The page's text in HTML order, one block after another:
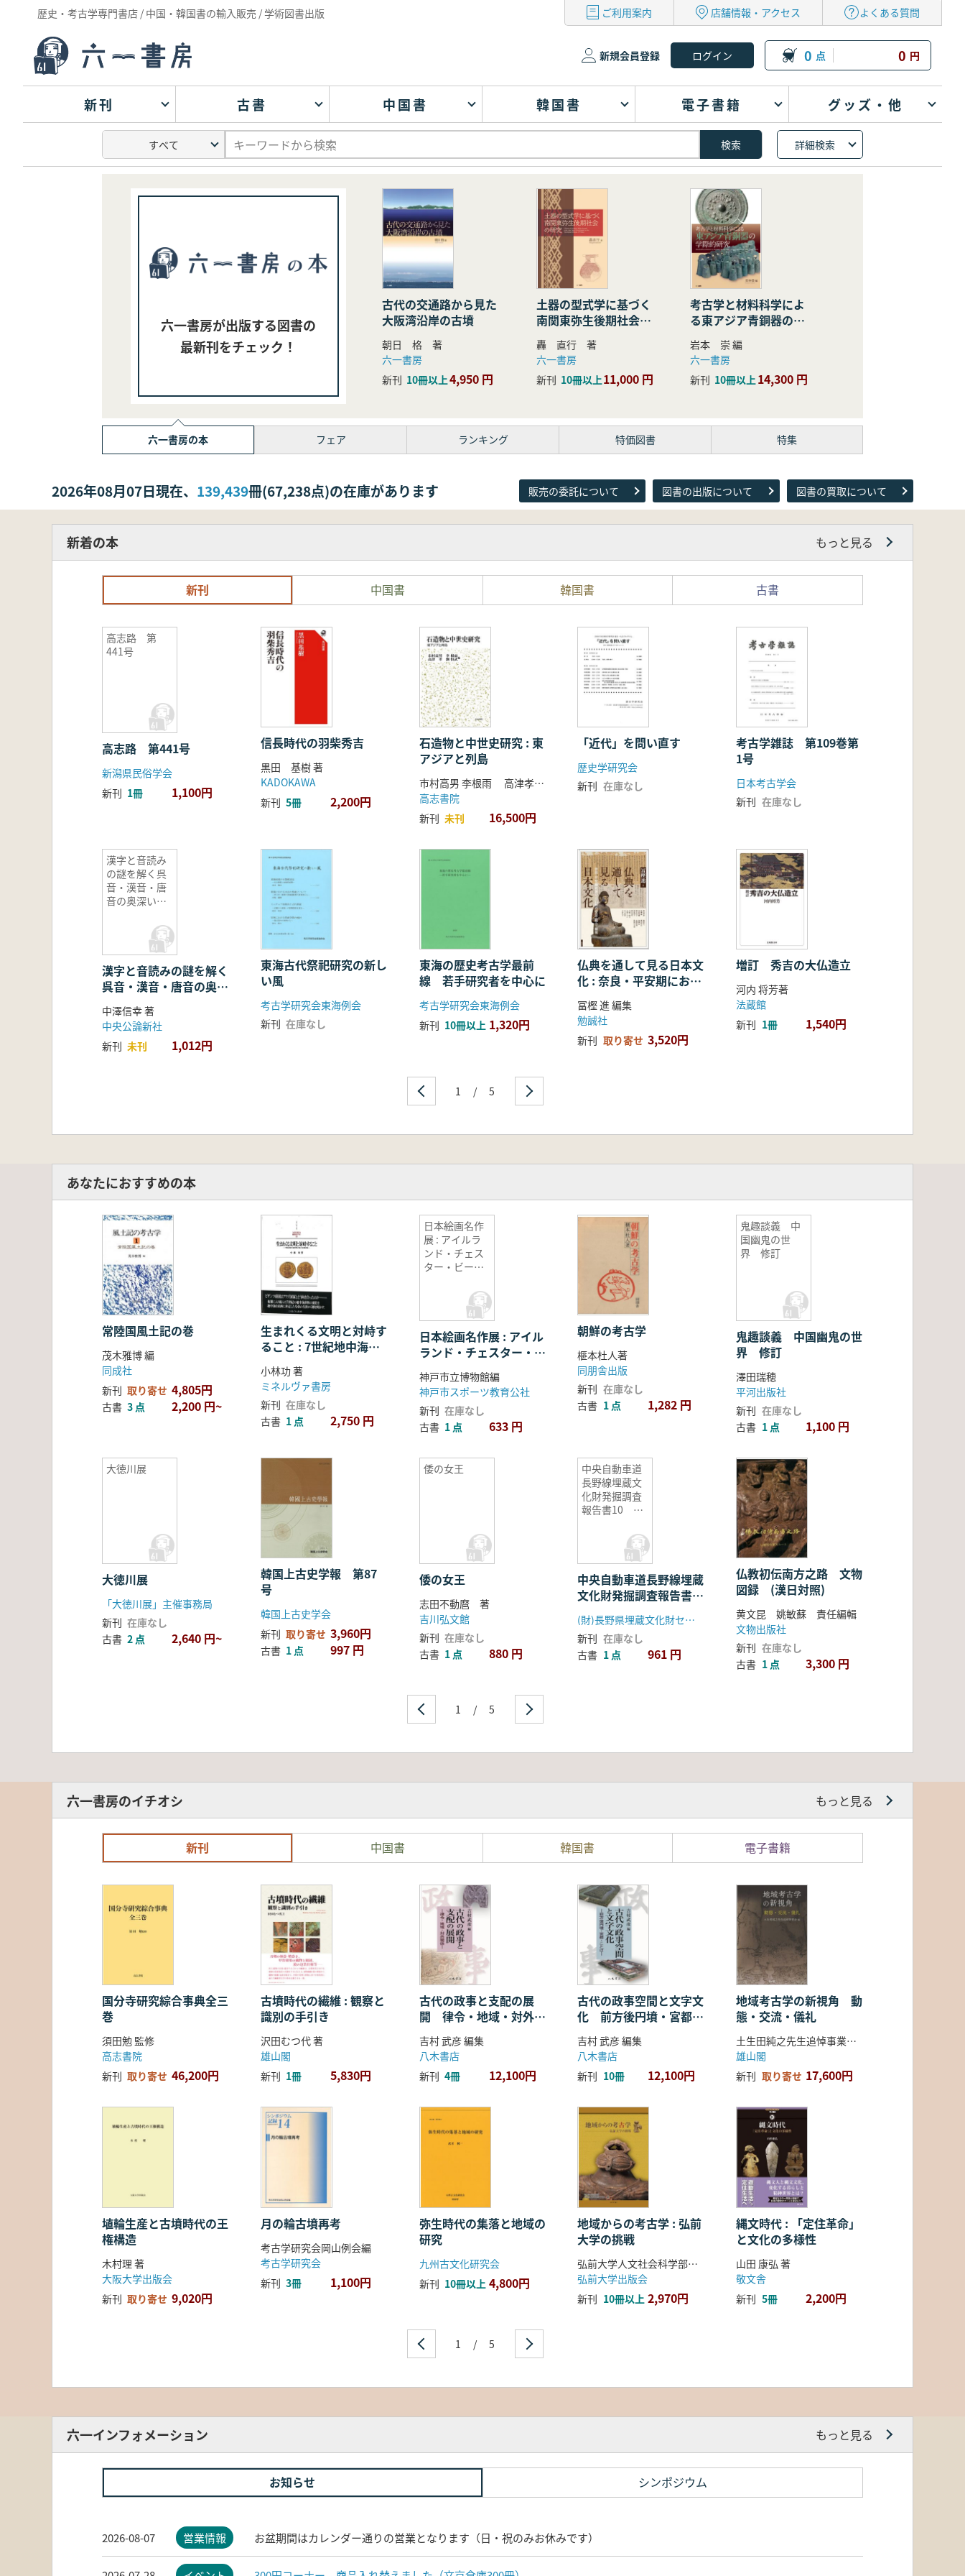
歴史・考古学専門書店 / 中国・韓国書の輸入販売 / 学術図書出版 ご利用案内 店舗情報・アクセス よくある質問
新規会員登録 0 点 0 円
新刊 古書 中国書 韓国書 電子書籍 グッズ・他
詳細検索
六一書房が出版する図書の
最新刊をチェック！
古代の交通路から見た
大阪湾沿岸の古墳
朝日 格 著
六一書房
新刊 10冊以上4,950 円
土器の型式学に基づく
南関東弥生後期社会の
研究
轟 直行 著
六一書房
新刊 10冊以上11,000 円
考古学と材料科学によ
る東アジア青銅器の学
際的研究
岩本 崇 編
六一書房
新刊 10冊以上14,300 円
六一書房の本 フェア ランキング 特価図書 特集
2026年08月07日現在、 139,439冊(67,238点)の在庫があります 販売の委託について 図書の出版について 図書の買取について
新着の本 もっと見る
新刊 中国書 韓国書 古書
高志路 第
441号
高志路 第441号
新潟県民俗学会
新刊 1冊 1,100円
信長時代の羽柴秀吉
黒田 基樹 著
KADOKAWA
新刊 5冊 2,200円
石造物と中世史研究 : 東
アジアと列島
市村高男 李根雨 高津孝 劉恒武 編
高志書院
新刊 未刊 16,500円
「近代」を問い直す
歴史学研究会
新刊 在庫なし
考古学雑誌 第109巻第
1号
日本考古学会
新刊 在庫なし
漢字と音読み
の謎を解く呉
音・漢音・唐
音の奥深い世
漢字と音読みの謎を解く
呉音・漢音・唐音の奥深
い世界
中澤信幸 著
中央公論新社
新刊 未刊 1,012円
東海古代祭祀研究の新し
い風
考古学研究会東海例会
新刊 在庫なし
東海の歴史考古学最前
線 若手研究者を中心に
考古学研究会東海例会
新刊 10冊以上 1,320円
仏典を通して見る日本文
化 : 奈良・平安期におけ
る仏教の受容・融合・展
開
冨樫 進 編集
勉誠社
新刊 取り寄せ 3,520円
増訂 秀吉の大仏造立
河内 将芳著
法蔵館
新刊 1冊 1,540円
1 / 5
あなたにおすすめの本
常陸国風土記の巻
茂木雅博 編
同成社
新刊 取り寄せ 4,805円
古書 3 点 2,200 円~
生まれくる文明と対峙す
ること : 7世紀地中海世
界の新たな歴史像
小林功 著
ミネルヴァ書房
新刊 在庫なし
古書 1 点 2,750 円
日本絵画名作
展 : アイルラ
ンド・チェス
ター・ビーテ
日本絵画名作展 : アイル
ランド・チェスター・ビ
ーティー・コレクション
神戸市立博物館編
神戸市スポーツ教育公社
新刊 在庫なし
古書 1 点 633 円
朝鮮の考古学
榧本杜人著
同朋舎出版
新刊 在庫なし
古書 1 点 1,282 円
鬼趣談義 中
国幽鬼の世
界 修訂
鬼趣談義 中国幽鬼の世
界 修訂
澤田瑞穂
平河出版社
新刊 在庫なし
古書 1 点 1,100 円
大徳川展
大徳川展
「大徳川展」主催事務局
新刊 在庫なし
古書 2 点 2,640 円~
韓国上古史学報 第87
号
韓国上古史学会
新刊 取り寄せ 3,960円
古書 1 点 997 円
倭の女王
倭の女王
志田不動麿 著
吉川弘文館
新刊 在庫なし
古書 1 点 880 円
中央自動車道
長野線埋蔵文
化財発掘調査
報告書10 松
中央自動車道長野線埋蔵
文化財発掘調査報告書
10 松本市内その7・豊
科町内
(財)長野県埋蔵文化財センター・長野県教育委員会・日本道路公団名古屋建設局
新刊 在庫なし
古書 1 点 961 円
仏教初伝南方之路 文物
図録 (漢日対照)
黄文昆 姚敏蘇 責任編輯
文物出版社
新刊 在庫なし
古書 1 点 3,300 円
1 / 5
六一書房のイチオシ もっと見る
新刊 中国書 韓国書 電子書籍
国分寺研究綜合事典全三
巻
須田勉 監修
高志書院
新刊 取り寄せ 46,200円
古墳時代の繊維 : 観察と
識別の手引き
沢田むつ代 著
雄山閣
新刊 1冊 5,830円
古代の政事と支配の展
開 律令・地域・対外関
係
吉村 武彦 編集
八木書店
新刊 4冊 12,100円
古代の政事空間と文字文
化 前方後円墳・宮都・
ことば
吉村 武彦 編集
八木書店
新刊 10冊 12,100円
地域考古学の新視角 動
態・交流・儀礼
土生田純之先生追悼事業会 編
雄山閣
新刊 取り寄せ 17,600円
埴輪生産と古墳時代の王
権構造
木村理 著
大阪大学出版会
新刊 取り寄せ 9,020円
月の輪古墳再考
考古学研究会岡山例会編
考古学研究会
新刊 3冊 1,100円
弥生時代の集落と地域の
研究
九州古文化研究会
新刊 10冊以上 4,800円
地域からの考古学 : 弘前
大学の挑戦
弘前大学人文社会科学部北日本考古学研究センター 編
弘前大学出版会
新刊 10冊以上 2,970円
縄文時代 : 「定住革命」
と文化の多様性
山田 康弘 著
敬文舎
新刊 5冊 2,200円
1 / 5
六一インフォメーション もっと見る
お知らせ シンポジウム
2026-08-07 営業情報 お盆期間はカレンダー通りの営業となります（日・祝のみお休みです）